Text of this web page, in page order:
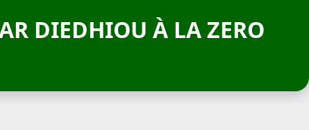
DIEDHIOU À LA ZERO